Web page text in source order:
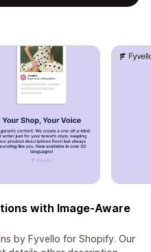
with Image-Aware
by Fyvello for Shopify. Our